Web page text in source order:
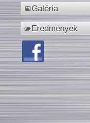
Galéria
Eredmények